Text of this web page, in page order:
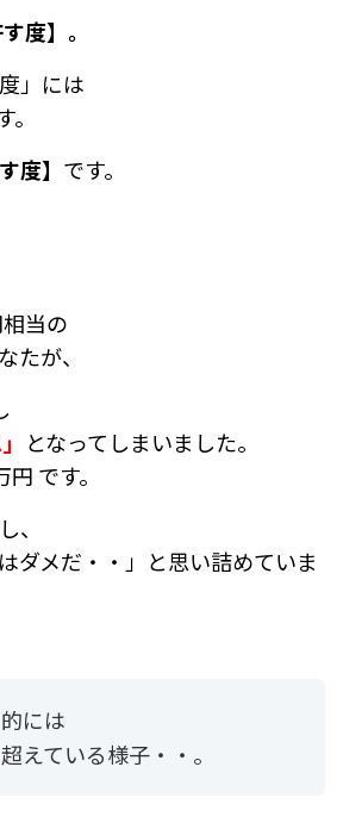
度】。
」には
度】 です。
当の
たが、
となってしまいました。
です。
、
ダメだ・・」と思い詰めていま
には
えている様子・・。